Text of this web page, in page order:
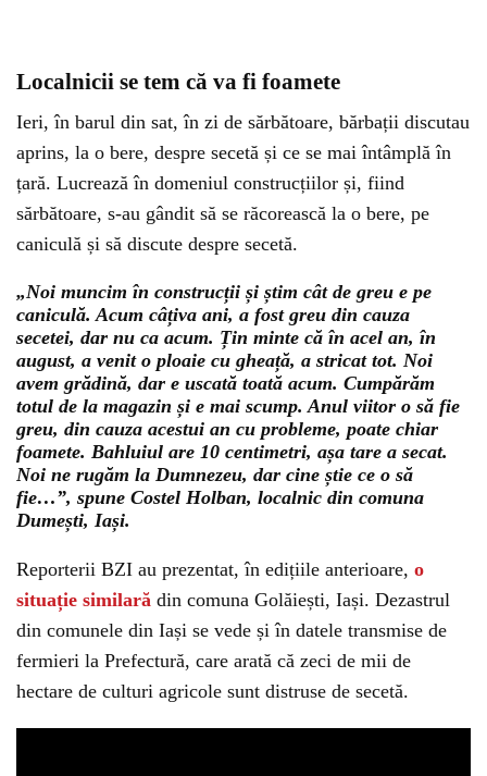
Localnicii se tem că va fi foamete
Ieri, în barul din sat, în zi de sărbătoare, bărbații discutau
aprins, la o bere, despre secetă și ce se mai întâmplă în
țară. Lucrează în domeniul construcțiilor și, fiind
sărbătoare, s-au gândit să se răcorească la o bere, pe
caniculă și să discute despre secetă.
„Noi muncim în construcții și știm cât de greu e pe
caniculă. Acum câțiva ani, a fost greu din cauza
secetei, dar nu ca acum. Țin minte că în acel an, în
august, a venit o ploaie cu gheață, a stricat tot. Noi
avem grădină, dar e uscată toată acum. Cumpărăm
totul de la magazin și e mai scump. Anul viitor o să fie
greu, din cauza acestui an cu probleme, poate chiar
foamete. Bahluiul are 10 centimetri, așa tare a secat.
Noi ne rugăm la Dumnezeu, dar cine știe ce o să
fie…”, spune Costel Holban, localnic din comuna
Dumești, Iași.
Reporterii BZI au prezentat, în edițiile anterioare, o
situație similară din comuna Golăiești, Iași. Dezastrul
din comunele din Iași se vede și în datele transmise de
fermieri la Prefectură, care arată că zeci de mii de
hectare de culturi agricole sunt distruse de secetă.